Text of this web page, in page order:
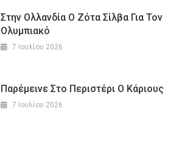
Στην Ολλανδία Ο Ζότα Σίλβα Για Τον
Ολυμπιακό
7 Ιουλίου 2026
Παρέμεινε Στο Περιστέρι Ο Κάριους
7 Ιουλίου 2026